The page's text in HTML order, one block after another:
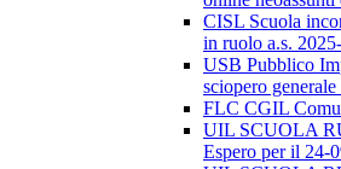
CISL Scuola
in ruolo a.s.
USB Pubblico
sciopero
FLC CGIL
UIL SCUOLA
Espero per il 24-